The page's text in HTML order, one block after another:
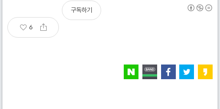
6
구독하기